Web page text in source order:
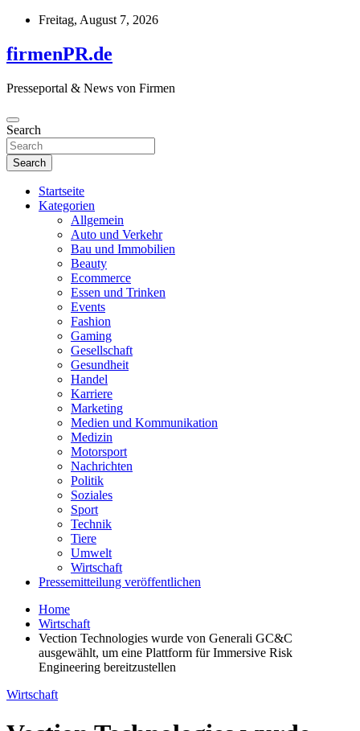
Skip
content
Freitag, August 7, 2026
firmenPR.de
Presseportal & News von Firmen
Search
Search
Startseite
Kategorien
Allgemein
Auto und Verkehr
Bau und Immobilien
Beauty
Ecommerce
Essen und Trinken
Events
Fashion
Gaming
Gesellschaft
Gesundheit
Handel
Karriere
Marketing
Medien und Kommunikation
Medizin
Motorsport
Nachrichten
Politik
Soziales
Sport
Technik
Tiere
Umwelt
Wirtschaft
Pressemitteilung veröffentlichen
Home
Wirtschaft
Vection Technologies wurde von Generali GC&C
ausgewählt, um eine Plattform für Immersive Risk
Engineering bereitzustellen
Wirtschaft